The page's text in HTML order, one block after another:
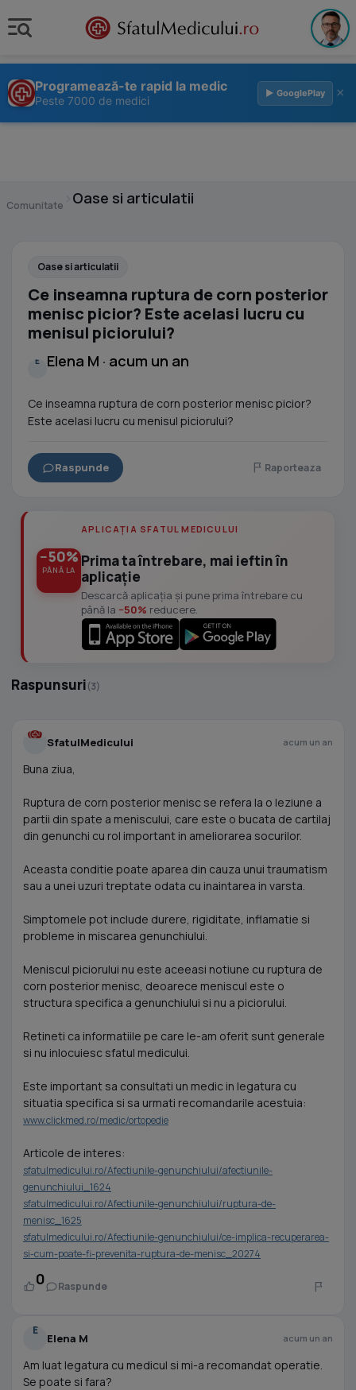
Programează-te rapid la medic
Peste 7000 de medici
▶ GooglePlay ×
Comunitate Oase si articulatii
Oase si articulatii
Ce inseamna ruptura de corn posterior
menisc picior? Este acelasi lucru cu
menisul piciorului?
E Elena M · acum un an
Ce inseamna ruptura de corn posterior menisc picior?
Este acelasi lucru cu menisul piciorului?
Raspunde Raporteaza
−50%
PÂNĂ LA
APLICAȚIA SFATUL MEDICULUI
Prima ta întrebare, mai ieftin în
aplicație
Descarcă aplicația și pune prima întrebare cu
până la −50% reducere.
Raspunsuri(3)
SfatulMedicului acum un an
Buna ziua,
Ruptura de corn posterior menisc se refera la o leziune a
partii din spate a meniscului, care este o bucata de cartilaj
din genunchi cu rol important in ameliorarea socurilor.
Aceasta conditie poate aparea din cauza unui traumatism
sau a unei uzuri treptate odata cu inaintarea in varsta.
Simptomele pot include durere, rigiditate, inflamatie si
probleme in miscarea genunchiului.
Meniscul piciorului nu este aceeasi notiune cu ruptura de
corn posterior menisc, deoarece meniscul este o
structura specifica a genunchiului si nu a piciorului.
Retineti ca informatiile pe care le-am oferit sunt generale
si nu inlocuiesc sfatul medicului.
Este important sa consultati un medic in legatura cu
situatia specifica si sa urmati recomandarile acestuia:
www.clickmed.ro/medic/ortopedie
Articole de interes:
sfatulmedicului.ro/Afectiunile-genunchiului/afectiunile-
genunchiului_1624
sfatulmedicului.ro/Afectiunile-genunchiului/ruptura-de-
menisc_1625
sfatulmedicului.ro/Afectiunile-genunchiului/ce-implica-recuperarea-
si-cum-poate-fi-prevenita-ruptura-de-menisc_20274
0 Raspunde
E
Elena M acum un an
Am luat legatura cu medicul si mi-a recomandat operatie.
Se poate si fara?